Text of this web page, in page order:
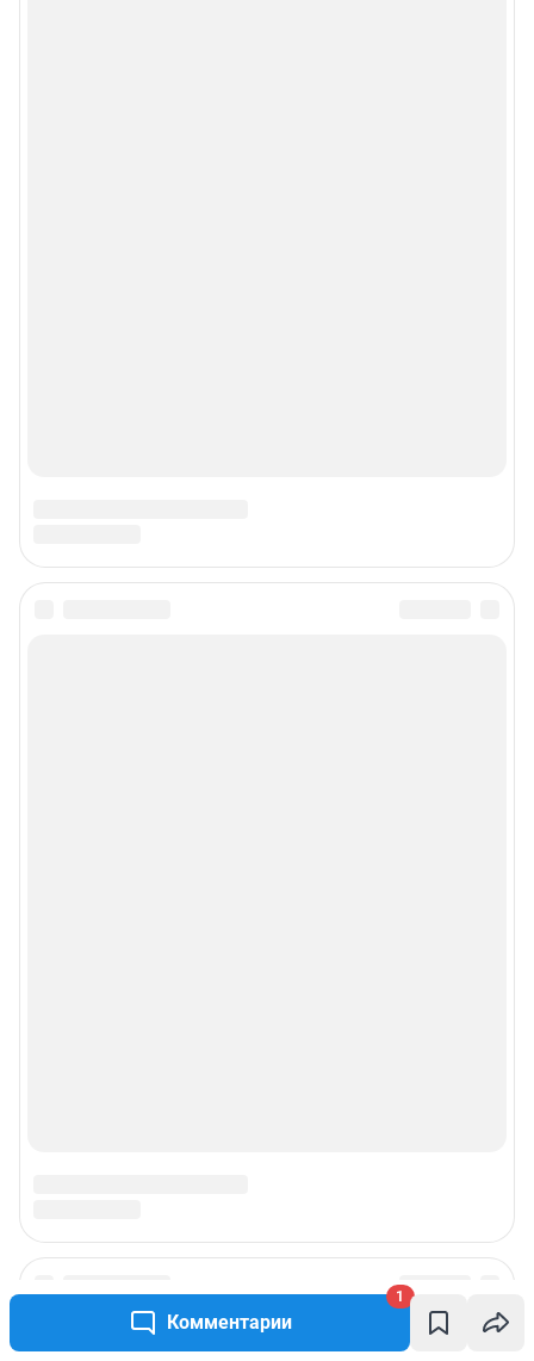
Комментарии
1
Подписаться на новости